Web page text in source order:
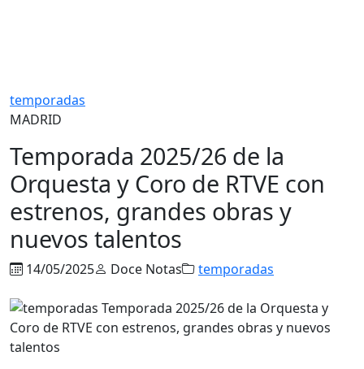
temporadas
MADRID
Temporada 2025/26 de la
Orquesta y Coro de RTVE con
estrenos, grandes obras y
nuevos talentos
14/05/2025 Doce Notas temporadas